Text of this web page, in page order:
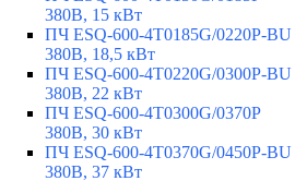
380В, 15 кВт
ПЧ ESQ-600-4T0185G/0220P-BU
380В, 18,5 кВт
ПЧ ESQ-600-4T0220G/0300P-BU
380В, 22 кВт
ПЧ ESQ-600-4T0300G/0370P
380В, 30 кВт
ПЧ ESQ-600-4T0370G/0450P-BU
380В, 37 кВт